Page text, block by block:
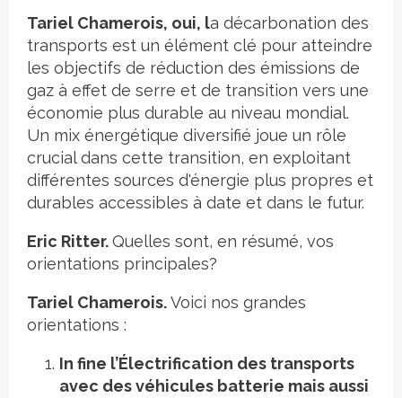
Tariel Chamerois, oui, la décarbonation des
transports est un élément clé pour atteindre
les objectifs de réduction des émissions de
gaz à effet de serre et de transition vers une
économie plus durable au niveau mondial.
Un mix énergétique diversifié joue un rôle
crucial dans cette transition, en exploitant
différentes sources d'énergie plus propres et
durables accessibles à date et dans le futur.
Eric Ritter.Quelles sont, en résumé, vos
orientations principales?
Tariel Chamerois.Voici nos grandes
orientations :
In fine l’Électrification des transports
avec des véhicules batterie mais aussi